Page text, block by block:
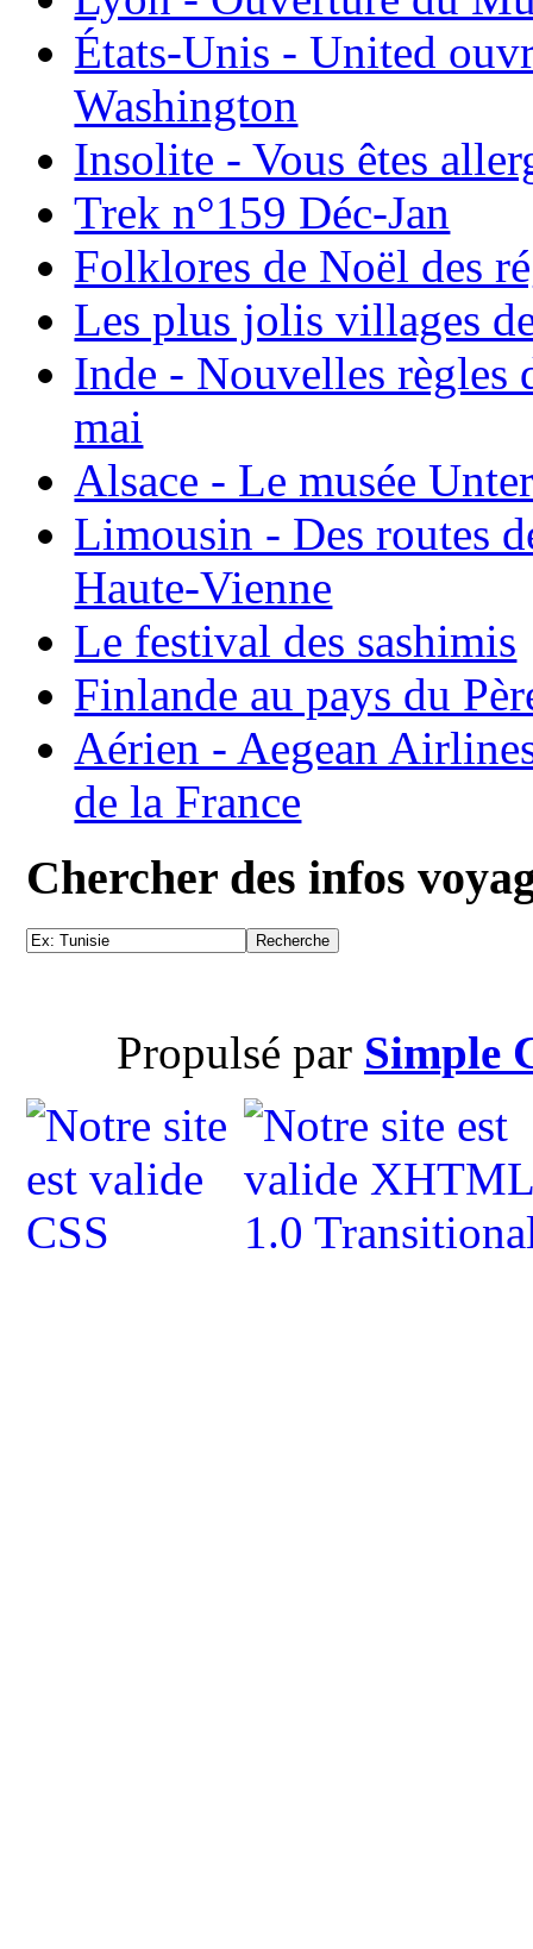
États-Unis - United
Washington
Insolite - Vous êtes
Trek n°159 Déc-Jan
Folklores de Noël des
Les plus jolis villages
Inde - Nouvelles règles
mai
Alsace - Le musée
Limousin - Des routes
Haute-Vienne
Le festival des sashimis
Finlande au pays du
Aérien - Aegean
de la France
Chercher des infos
Propulsé par Simple